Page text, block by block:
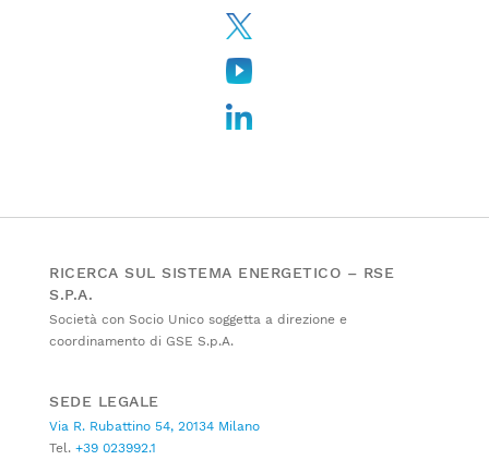
RICERCA SUL SISTEMA ENERGETICO – RSE
S.P.A.
Società con Socio Unico soggetta a direzione e
coordinamento di GSE S.p.A.
SEDE LEGALE
Via R. Rubattino 54, 20134 Milano
Tel. +39 023992.1